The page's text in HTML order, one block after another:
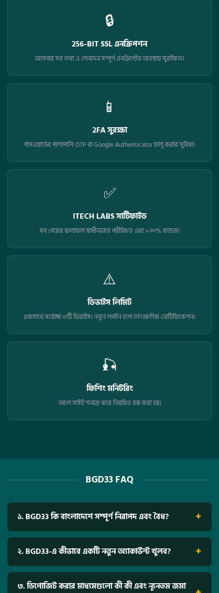
🔒
256-BIT SSL এনক্রিপশন
আপনার সব তথ্য ও লেনদেন সম্পূর্ণ এনক্রিপ্টেড অবস্থায় সুরক্ষিত।
📱
2FA সুরক্ষা
পাসওয়ার্ডের পাশাপাশি OTP বা Google Authenticator চালু করার সুবিধা।
✅
ITECH LABS সার্টিফাইড
সব গেমের ফলাফল স্বাধীনভাবে পরীক্ষিত এবং ১০০% র‍্যান্ডম।
⚠️
ডিভাইস লিমিট
একসাথে সর্বোচ্চ ৩টি ডিভাইস। নতুন লগইন হলে তাৎক্ষণিক নোটিফিকেশন।
🎣
ফিশিং মনিটরিং
নকল সাইট শনাক্ত করে নিয়মিত বন্ধ করা হয়।
BGD33 FAQ
১. BGD33 কি বাংলাদেশে সম্পূর্ণ নিরাপদ এবং বৈধ?
হ্যাঁ, BGD33 সম্পূর্ণ নিরাপদ। আমরা আন্তর্জাতিকভাবে স্বীকৃত কুরাকাও
(Curaçao) ই-গেমিং লাইসেন্সপ্রাপ্ত। খেলোয়াড়দের ব্যক্তিগত এবং ব্যাঙ্কিং
তথ্য সুরক্ষিত রাখতে আমাদের প্ল্যাটফর্মে সর্বাধুনিক 128-bit SSL এনক্রিপশন
প্রযুক্তি ব্যবহার করা হয়।
২. BGD33-এ কীভাবে একটি নতুন অ্যাকাউন্ট খুলব?
আমাদের ওয়েবসাইটের ‘Register’ বাটনে ক্লিক করুন। আপনার সঠিক নাম, ফোন
নম্বর এবং ইমেইল ঠিকানা প্রদান করে মাত্র ২ মিনিটের মধ্যেই আপনি একটি নতুন
৩. ডিপোজিট করার মাধ্যমগুলো কী কী এবং ন্যূনতম জমা